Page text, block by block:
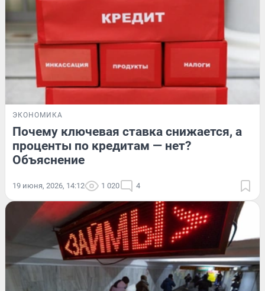
ЭКОНОМИКА
Почему ключевая ставка снижается, а
проценты по кредитам — нет?
Объяснение
19 июня, 2026, 14:12 1 020 4